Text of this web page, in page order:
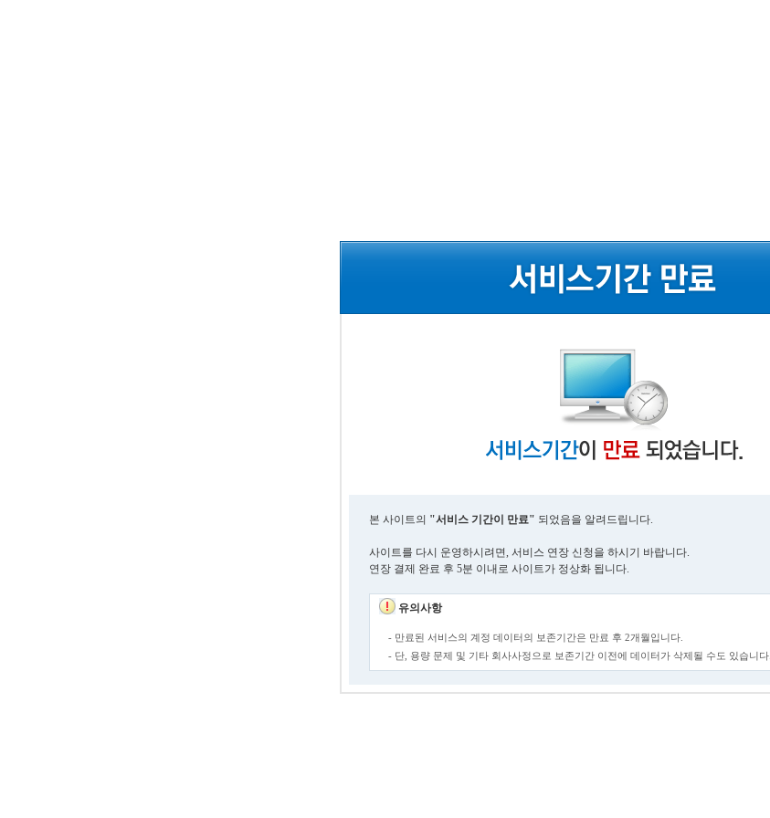
본 사이트의 "서비스 기간이 만료" 되었음을 알려드립니다.
사이트를 다시 운영하시려면, 서비스 연장 신청을 하시기 바랍니다.
연장 결제 완료 후 5분 이내로 사이트가 정상화 됩니다.
유의사항
- 만료된 서비스의 계정 데이터의 보존기간은 만료 후 2개월입니다.
- 단, 용량 문제 및 기타 회사사정으로 보존기간 이전에 데이터가 삭제될 수도 있습니다.